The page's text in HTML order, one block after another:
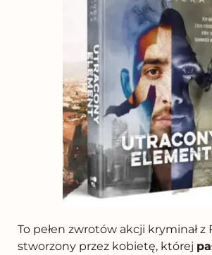
To pełen zwrotów akcji kryminał z
stworzony przez kobietę, której